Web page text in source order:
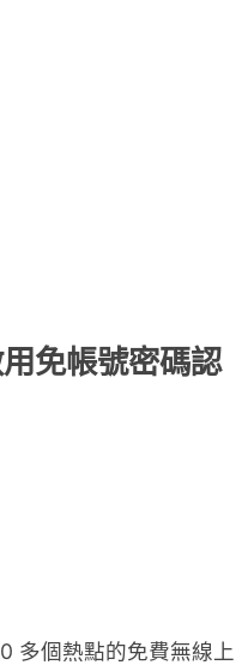
免帳號密碼認
多個熱點的免費無線上